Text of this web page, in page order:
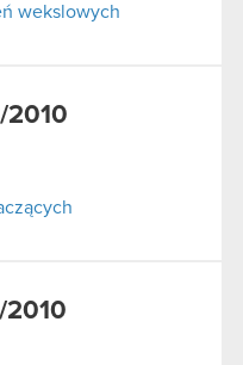
wekslowych
2010
2010